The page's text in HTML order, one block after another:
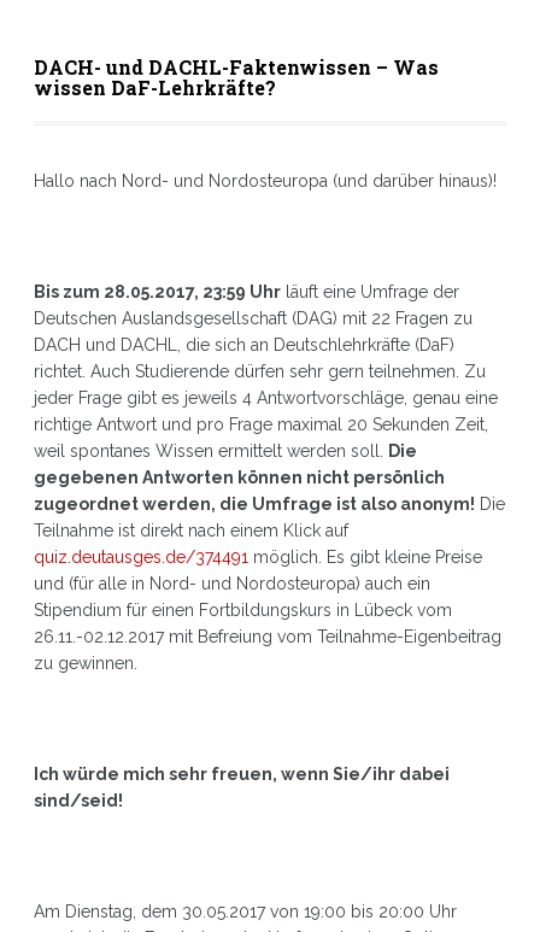
DACH- und DACHL-Faktenwissen – Was
wissen DaF-Lehrkräfte?
Hallo nach Nord- und Nordosteuropa (und darüber hinaus)!
Bis zum 28.05.2017, 23:59 Uhrläuft eine Umfrage der
Deutschen Auslandsgesellschaft (DAG) mit 22 Fragen zu
DACH und DACHL, die sich an Deutschlehrkräfte (DaF)
richtet. Auch Studierende dürfen sehr gern teilnehmen. Zu
jeder Frage gibt es jeweils 4 Antwortvorschläge, genau eine
richtige Antwort und pro Frage maximal 20 Sekunden Zeit,
weil spontanes Wissen ermittelt werden soll. Die
gegebenen Antworten können nicht persönlich
zugeordnet werden, die Umfrage ist also anonym! Die
Teilnahme ist direkt nach einem Klick auf
quiz.deutausges.de/374491 möglich. Es gibt kleine Preise
und (für alle in Nord- und Nordosteuropa) auch ein
Stipendium für einen Fortbildungskurs in Lübeck vom
26.11.-02.12.2017 mit Befreiung vom Teilnahme-Eigenbeitrag
zu gewinnen.
Ich würde mich sehr freuen, wenn Sie/ihr dabei
sind/seid!
Am Dienstag, dem 30.05.2017 von 19:00 bis 20:00 Uhr